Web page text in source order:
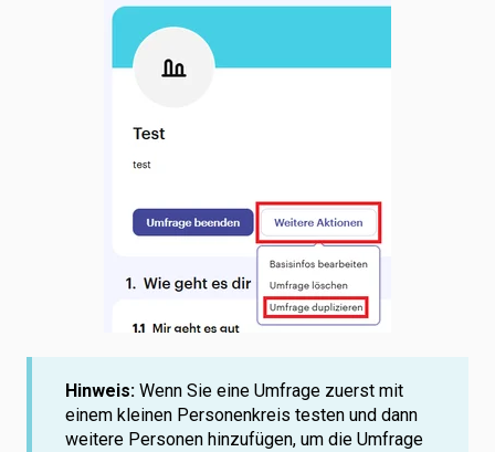
Hinweis: Wenn Sie eine Umfrage zuerst mit
einem kleinen Personenkreis testen und dann
weitere Personen hinzufügen, um die Umfrage